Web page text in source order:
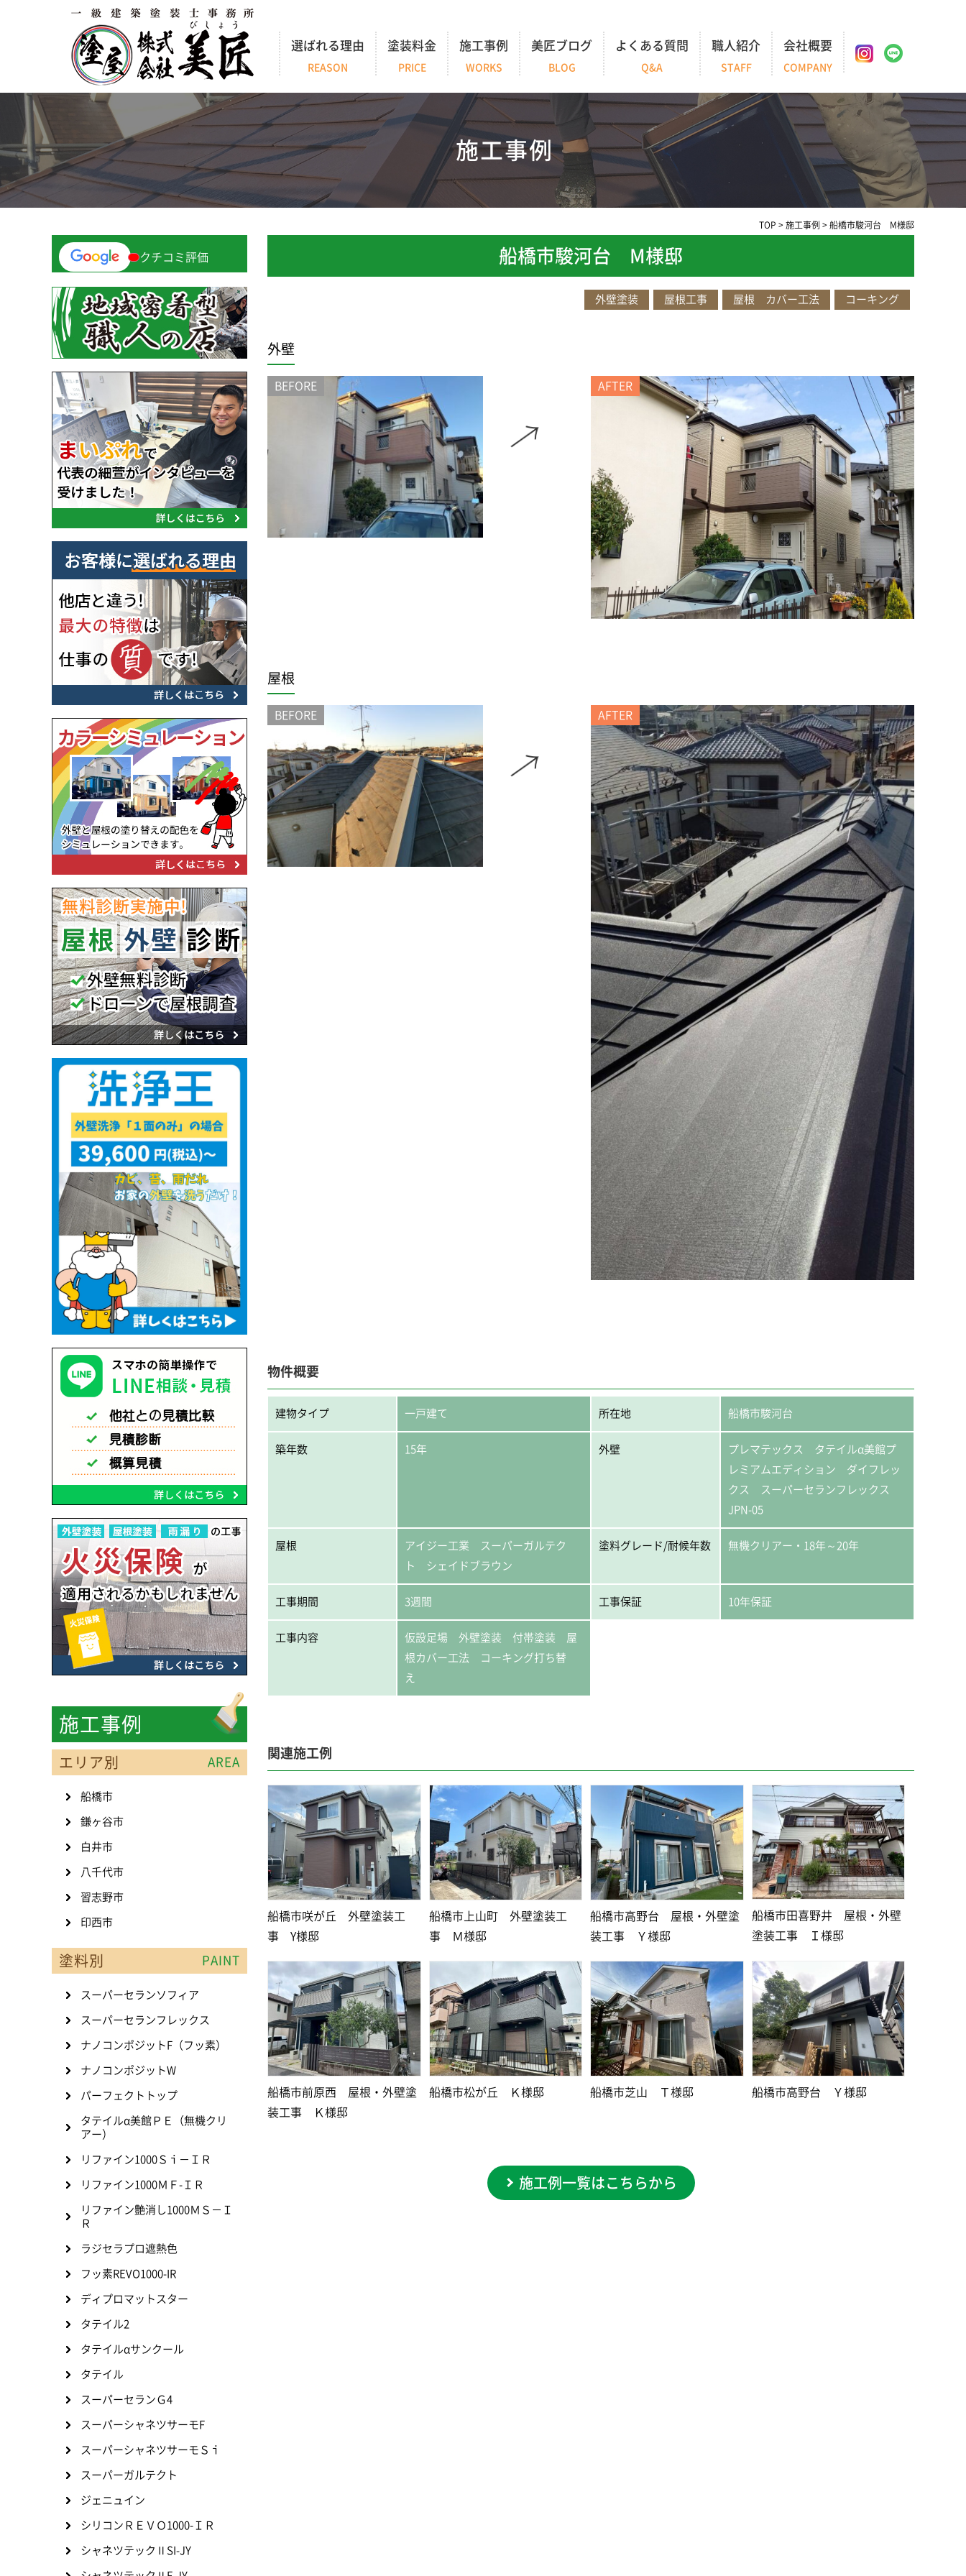
選ばれる理由
REASON
塗装料金
PRICE
施工事例
WORKS
美匠ブログ
BLOG
よくある質問
Q&A
職人紹介
STAFF
会社概要
COMPANY
施工事例
TOP > 施工事例 > 船橋市駿河台 M様邸
船橋市駿河台 M様邸
外壁塗装 屋根工事 屋根 カバー工法 コーキング
外壁
BEFORE AFTER
屋根
BEFORE AFTER
物件概要
建物タイプ 一戸建て 所在地 船橋市駿河台
築年数 15年 外壁
プレマテックス タテイルα美館プ
レミアムエディション ダイフレッ
クス スーパーセランフレックス
JPN-05
屋根
アイジー工業 スーパーガルテク
ト シェイドブラウン
塗料グレード/耐候年数 無機クリアー・18年～20年
工事期間 3週間 工事保証 10年保証
工事内容
仮設足場 外壁塗装 付帯塗装 屋
根カバー工法 コーキング打ち替
え
関連施工例
船橋市咲が丘 外壁塗装工
事 Y様邸
船橋市上山町 外壁塗装工
事 Ｍ様邸
船橋市高野台 屋根・外壁塗
装工事 Ｙ様邸
船橋市田喜野井 屋根・外壁
塗装工事 Ｉ様邸
船橋市前原西 屋根・外壁塗
装工事 Ｋ様邸
船橋市松が丘 Ｋ様邸 船橋市芝山 Ｔ様邸 船橋市高野台 Ｙ様邸
施工例一覧はこちらから
クチコミ評価
施工事例
エリア別 AREA
船橋市
鎌ヶ谷市
白井市
八千代市
習志野市
印西市
塗料別 PAINT
スーパーセランソフィア
スーパーセランフレックス
ナノコンポジットF（フッ素）
ナノコンポジットW
パーフェクトトップ
タテイルα美館ＰＥ（無機クリ
アー）
リファイン1000Ｓｉ－ＩＲ
リファイン1000ＭＦ-ＩＲ
リファイン艶消し1000ＭＳ－Ｉ
Ｒ
ラジセラプロ遮熱色
フッ素REVO1000-IR
ディプロマットスター
タテイル2
タテイルαサンクール
タテイル
スーパーセランＧ4
スーパーシャネツサーモF
スーパーシャネツサーモＳｉ
スーパーガルテクト
ジェニュイン
シリコンＲＥＶＯ1000-ＩＲ
シャネツテックⅡSI-JY